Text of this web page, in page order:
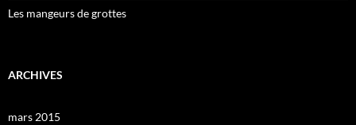
Les mangeurs de grottes
ARCHIVES
mars 2015